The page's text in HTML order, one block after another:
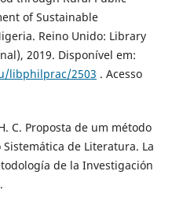
of Sustainable
Reino Unido: Library
2019. Disponível em:
libphilprac/2503 . Acesso
C. Proposta de um método
de Literatura. La
de la Investigación